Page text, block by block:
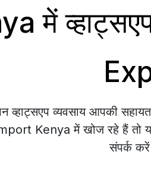
में
व्हाट्सएप व्यवसाय आपकी
Kenya में खोज रहे हैं तो
संपर्क